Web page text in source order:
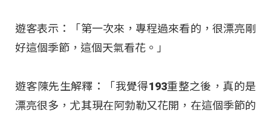
遊客表示：「第一次來，專程過來看的，很漂亮剛
好這個季節，這個天氣看花。」
遊客陳先生解釋：「我覺得193重整之後，真的是
漂亮很多，尤其現在阿勃勒又花開，在這個季節的